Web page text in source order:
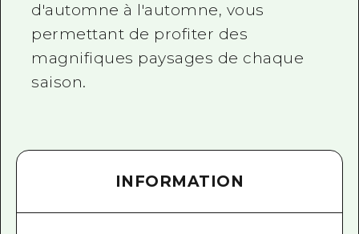
d'automne à l'automne, vous
permettant de profiter des
magnifiques paysages de chaque
saison.
INFORMATION